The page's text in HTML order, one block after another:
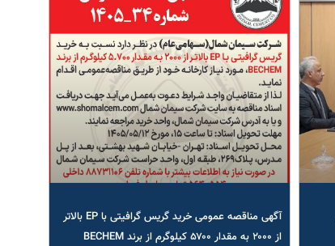
آگهی مناقصه عمومی خرید گریس گرافیتی با EP بالاتر
از ۲۰۰۰ به مقدار ۵۷۰۰ کیلوگرم از برند BECHEM